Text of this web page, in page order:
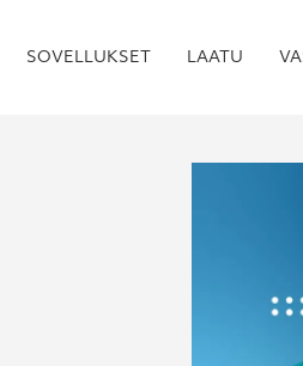
SOVELLUKSET LAATU